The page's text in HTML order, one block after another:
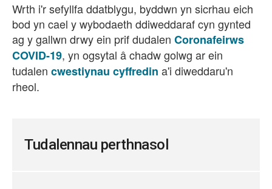
Wrth i'r sefyllfa ddatblygu, byddwn yn sicrhau eich
bod yn cael y wybodaeth ddiweddaraf cyn gynted
ag y gallwn drwy ein prif dudalen Coronafeirws
COVID-19, yn ogsytal â chadw golwg ar ein
tudalen cwestiynau cyffredin a'i diweddaru'n
rheol.
Tudalennau perthnasol